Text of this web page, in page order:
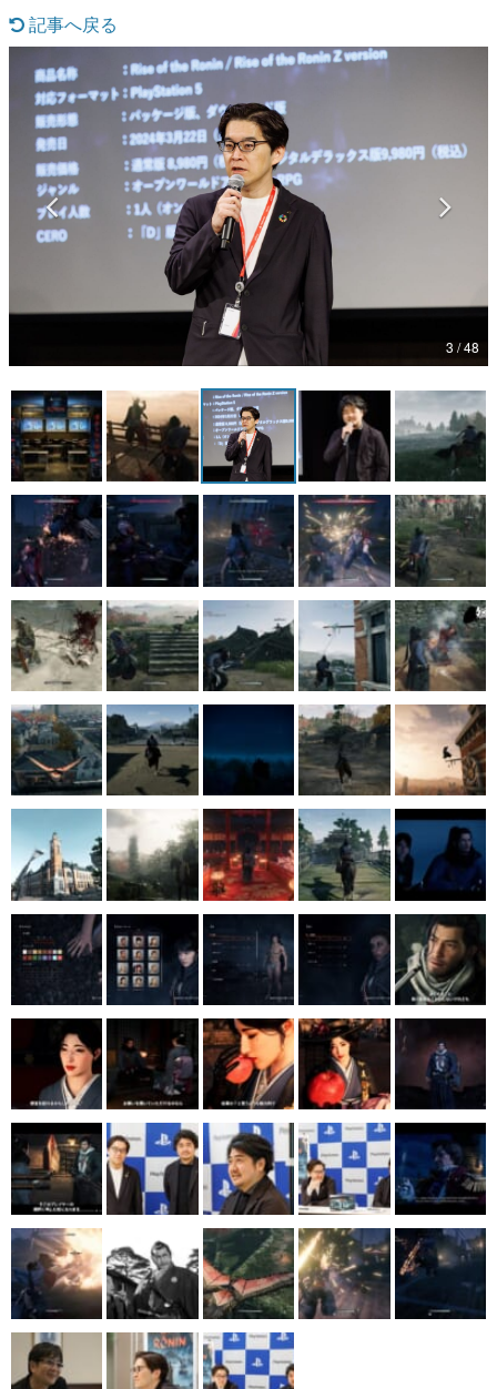
マンガ
女性向け
アプリレビュー
その他
電ファミニコゲーマーとは？
運営：株式会社マレ
記事へ戻る
3 / 48